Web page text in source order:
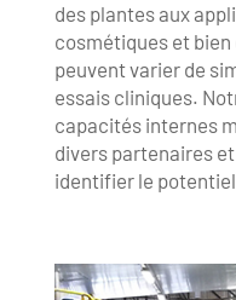
des plantes aux
cosmétiques et bien
peuvent varier de
essais cliniques.
capacités internes
divers partenaires
identifier le